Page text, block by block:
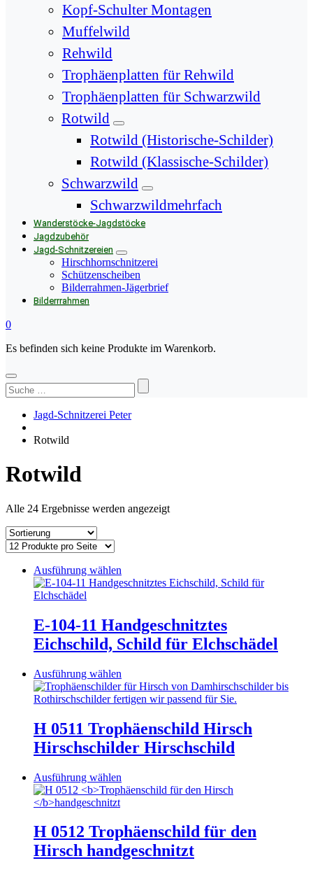
Kopf-Schulter Montagen
Muffelwild
Rehwild
Trophäenplatten für Rehwild
Trophäenplatten für Schwarzwild
Rotwild
Rotwild (Historische-Schilder)
Rotwild (Klassische-Schilder)
Schwarzwild
Schwarzwildmehrfach
Wanderstöcke-Jagdstöcke
Jagdzubehör
Jagd-Schnitzereien
Hirschhornschnitzerei
Schützenscheiben
Bilderrahmen-Jägerbrief
Bilderrrahmen
0
Es befinden sich keine Produkte im Warenkorb.
Suchen
nach:
Jagd-Schnitzerei Peter
Rotwild
Rotwild
Alle 24 Ergebnisse werden angezeigt
Ausführung wählen
Produkt
Varianten
auf.
Die
auf
der
Produktseite
gewählt
werden
E-104-11 Handgeschnitztes
Eichschild, Schild für Elchschädel
Ausführung wählen
Produkt
weist
Varianten
auf.
Die
auf
der
gewählt
werden
H 0511 Trophäenschild Hirsch
Hirschschilder Hirschschild
Ausführung wählen
Produkt
Varianten
auf.
Die
H 0512 Trophäenschild für den
Hirsch handgeschnitzt